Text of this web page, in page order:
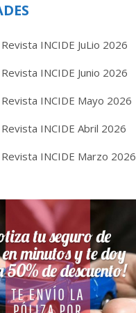
INCIDE JuLio 2026
INCIDE Junio 2026
INCIDE Mayo 2026
INCIDE Abril 2026
INCIDE Marzo 2026